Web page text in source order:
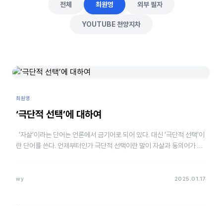
전체 최원영 외부 필자
YOUTUBE 천양지차
최원영
‘극단적 선택’에 대하여
‘자살’이라는 단어는 언론에서 금기어로 되어 있다. 대신 ‘극단적 선택’이
란 단어를 쓴다. 언제부터인가 극단적 선택이란 말이 자살과 동의어가 되
wy 2025.01.17